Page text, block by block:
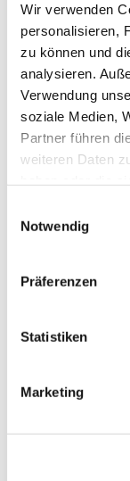
Wir verwenden
personalisieren,
zu können und
analysieren.
Verwendung
soziale Medien,
Partner führen
weiteren Daten
Notwendig
Präferenzen
Statistiken
Marketing
Tasks:
Termin vereinbaren
Phone No.:
Email:
Postal Address: